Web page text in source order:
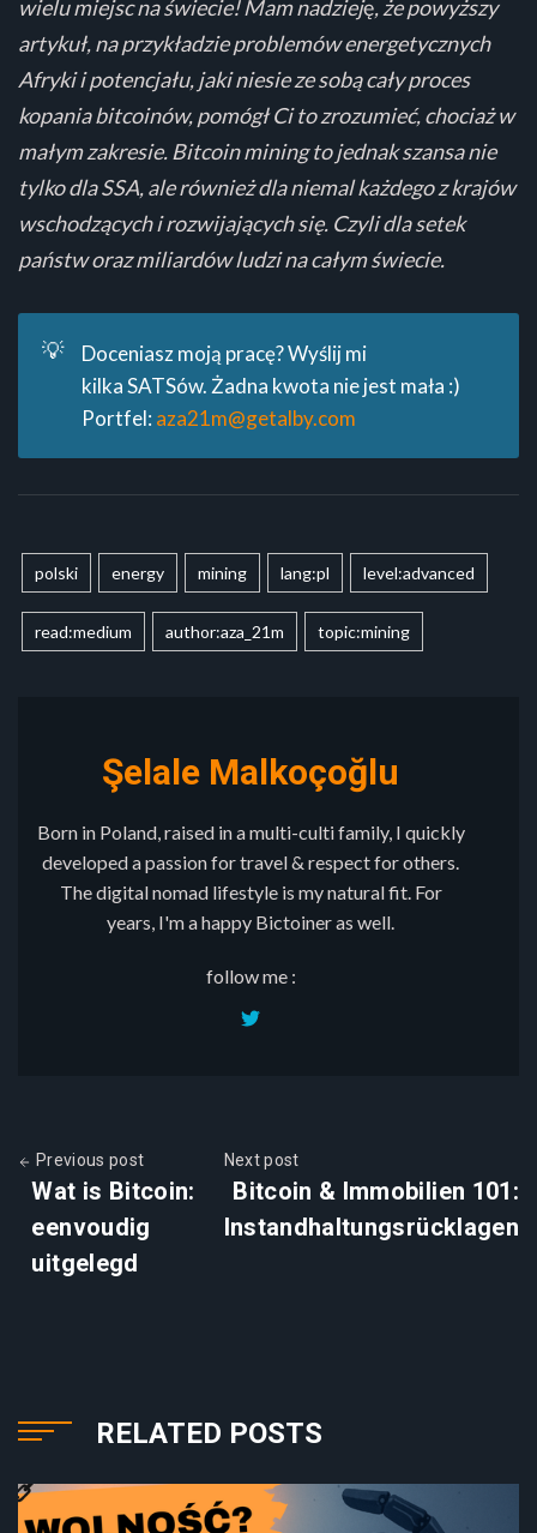
wielu miejsc na świecie! Mam nadzieję, że powyższy
artykuł, na przykładzie problemów energetycznych
Afryki i potencjału, jaki niesie ze sobą cały proces
kopania bitcoinów, pomógł Ci to zrozumieć, chociaż w
małym zakresie. Bitcoin mining to jednak szansa nie
tylko dla SSA, ale również dla niemal każdego z krajów
wschodzących i rozwijających się. Czyli dla setek
państw oraz miliardów ludzi na całym świecie.
💡
Doceniasz moją pracę? Wyślij mi
kilka SATSów. Żadna kwota nie jest mała :)
Portfel: aza21m@getalby.com
polski energy mining lang:pl level:advanced
read:medium author:aza_21m topic:mining
Şelale Malkoçoğlu
Born in Poland, raised in a multi-culti family, I quickly
developed a passion for travel & respect for others.
The digital nomad lifestyle is my natural fit. For
years, I'm a happy Bictoiner as well.
follow me :
Previous post
Wat is Bitcoin:
eenvoudig
uitgelegd
Next post
Bitcoin & Immobilien 101:
Instandhaltungsrücklagen
RELATED POSTS